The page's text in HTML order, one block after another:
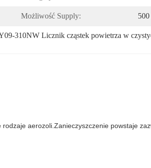
Możliwość Supply:
310NW Licznik cząstek powietrza w
aerozoli.Zanieczyszczenie powstaje